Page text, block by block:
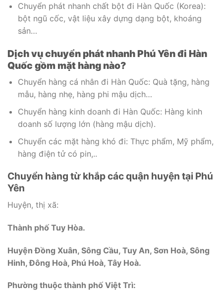
Chuyển phát nhanh chất bột đi Hàn Quốc (Korea):
bột ngũ cốc, vật liệu xây dựng dạng bột, khoáng
sản…
Dịch vụ chuyển phát nhanh Phú Yên đi Hàn
Quốc gồm mặt hàng nào?
Chuyển hàng cá nhân đi Hàn Quốc: Quà tặng, hàng
mẫu, hàng nhẹ, hàng phi mậu dịch…
Chuyển hàng kinh doanh đi Hàn Quốc: Hàng kinh
doanh số lượng lớn (hàng mậu dịch).
Chuyển các mặt hàng khó đi: Thực phẩm, Mỹ phẩm,
hàng điện tử có pin,..
Chuyển hàng từ khắp các quận huyện tại Phú
Yên
Huyện, thị xã:
Thành phố Tuy Hòa.
Huyện Đồng Xuân, Sông Cầu, Tuy An, Sơn Hoà, Sông
Hinh, Đông Hoà, Phú Hoà, Tây Hoà.
Phường thuộc thành phố Việt Trì: